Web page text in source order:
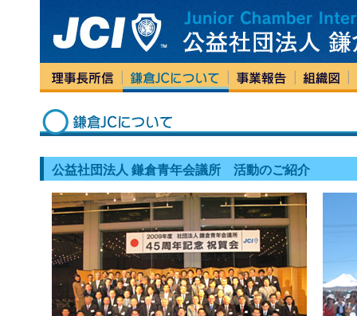
公益社団法人 鎌倉青年会議所 活動のご紹介